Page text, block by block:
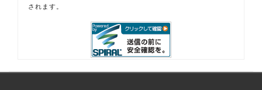
されます。